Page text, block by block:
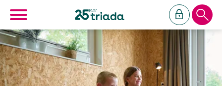
Naar hoofdinhoud
Naar hoofdnavigatiemenu
Naar zoeken
Naar de homepage
Ga naar Hoofd